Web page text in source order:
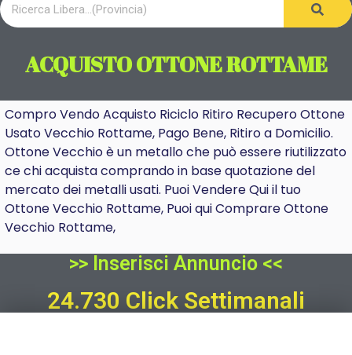
ACQUISTO OTTONE ROTTAME
Compro Vendo Acquisto Riciclo Ritiro Recupero Ottone
Usato Vecchio Rottame, Pago Bene, Ritiro a Domicilio.
Ottone Vecchio è un metallo che può essere riutilizzato
ce chi acquista comprando in base quotazione del
mercato dei metalli usati. Puoi Vendere Qui il tuo
Ottone Vecchio Rottame, Puoi qui Comprare Ottone
Vecchio Rottame,
>> Inserisci Annuncio <<
24.730 Click Settimanali